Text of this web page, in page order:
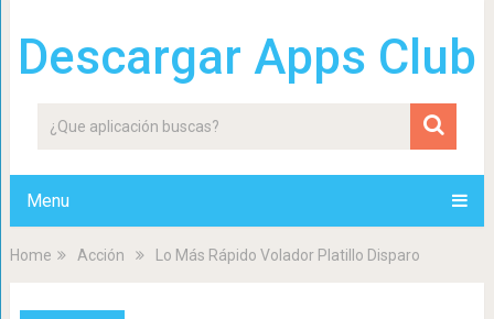
Descargar Apps Club
Menu
Home Acción Lo Más Rápido Volador Platillo Disparo